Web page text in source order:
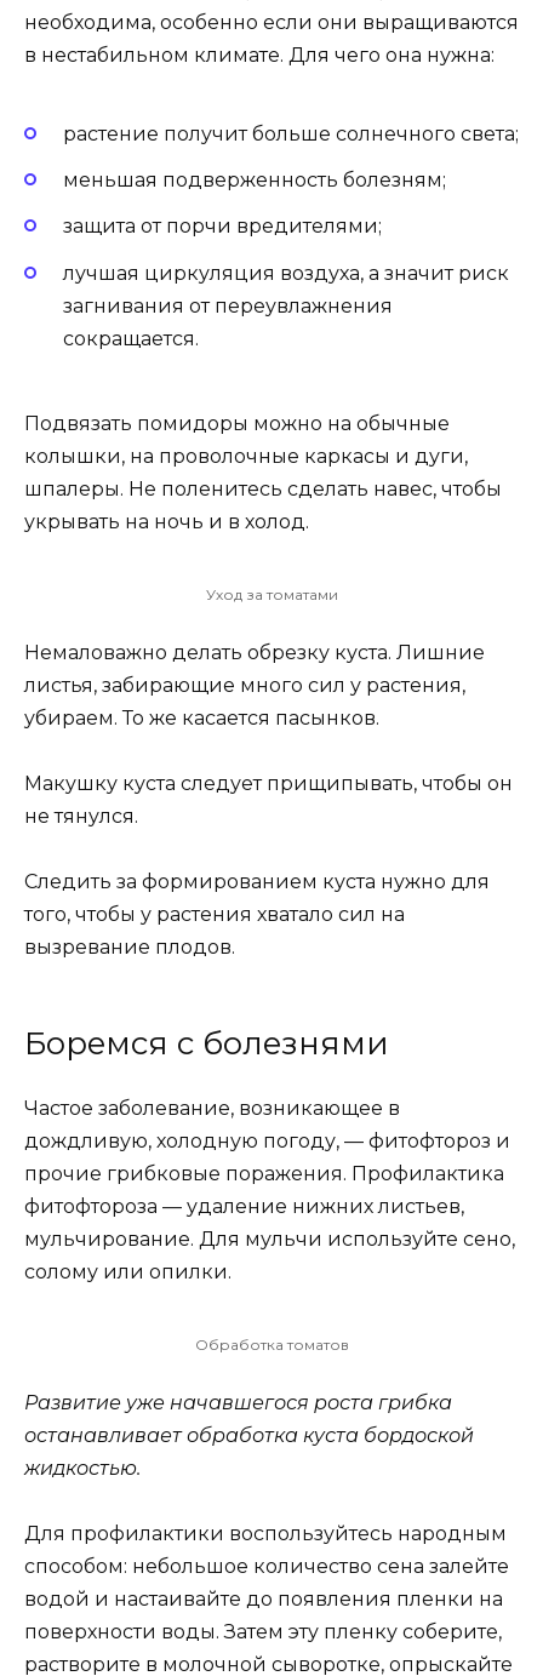
необходима, особенно если они выращиваются
в нестабильном климате. Для чего она нужна:
растение получит больше солнечного света;
меньшая подверженность болезням;
защита от порчи вредителями;
лучшая циркуляция воздуха, а значит риск
загнивания от переувлажнения
сокращается.
Подвязать помидоры можно на обычные
колышки, на проволочные каркасы и дуги,
шпалеры. Не поленитесь сделать навес, чтобы
укрывать на ночь и в холод.
Уход за томатами
Немаловажно делать обрезку куста. Лишние
листья, забирающие много сил у растения,
убираем. То же касается пасынков.
Макушку куста следует прищипывать, чтобы он
не тянулся.
Следить за формированием куста нужно для
того, чтобы у растения хватало сил на
вызревание плодов.
Боремся с болезнями
Частое заболевание, возникающее в
дождливую, холодную погоду, — фитофтороз и
прочие грибковые поражения. Профилактика
фитофтороза — удаление нижних листьев,
мульчирование. Для мульчи используйте сено,
солому или опилки.
Обработка томатов
Развитие уже начавшегося роста грибка
останавливает обработка куста бордоской
жидкостью.
Для профилактики воспользуйтесь народным
способом: небольшое количество сена залейте
водой и настаивайте до появления пленки на
поверхности воды. Затем эту пленку соберите,
растворите в молочной сыворотке, опрыскайте